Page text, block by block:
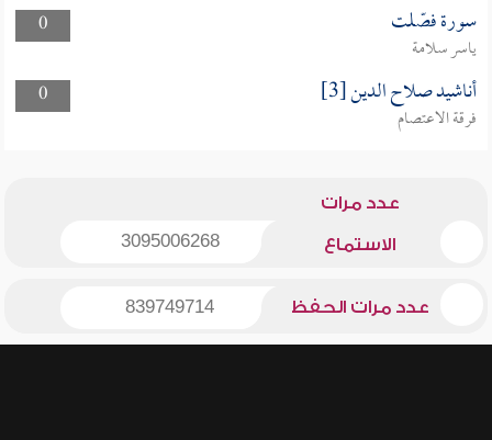
0
سورة فصّلت
ياسر سلامة
0
أناشيد صلاح الدين [3]
فرقة الاعتصام
عدد مرات
الاستماع 3095006268
عدد مرات الحفظ 839749714